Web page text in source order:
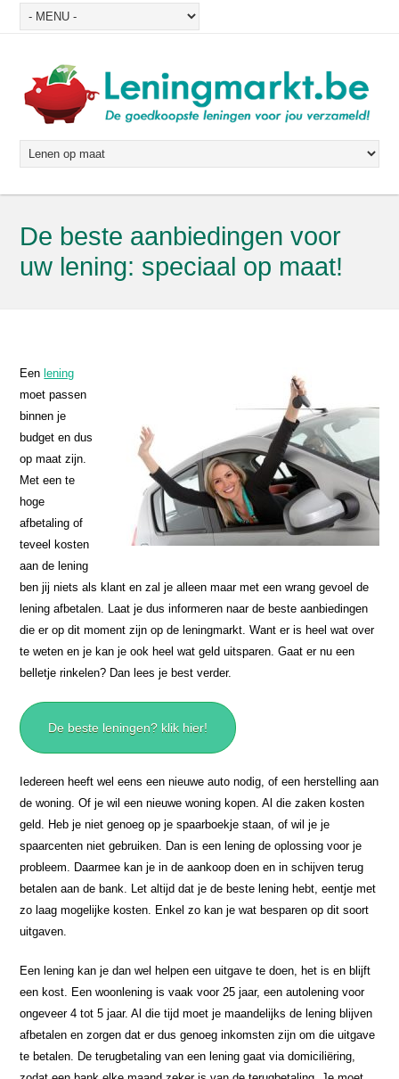
De beste aanbiedingen voor
uw lening: speciaal op maat!
Een lening
moet passen
binnen je
budget en dus
op maat zijn.
Met een te
hoge
afbetaling of
teveel kosten
aan de lening
ben jij niets als klant en zal je alleen maar met een wrang gevoel de
lening afbetalen. Laat je dus informeren naar de beste aanbiedingen
die er op dit moment zijn op de leningmarkt. Want er is heel wat over
te weten en je kan je ook heel wat geld uitsparen. Gaat er nu een
belletje rinkelen? Dan lees je best verder.
De beste leningen? klik hier!
Iedereen heeft wel eens een nieuwe auto nodig, of een herstelling aan
de woning. Of je wil een nieuwe woning kopen. Al die zaken kosten
geld. Heb je niet genoeg op je spaarboekje staan, of wil je je
spaarcenten niet gebruiken. Dan is een lening de oplossing voor je
probleem. Daarmee kan je in de aankoop doen en in schijven terug
betalen aan de bank. Let altijd dat je de beste lening hebt, eentje met
zo laag mogelijke kosten. Enkel zo kan je wat besparen op dit soort
uitgaven.
Een lening kan je dan wel helpen een uitgave te doen, het is en blijft
een kost. Een woonlening is vaak voor 25 jaar, een autolening voor
ongeveer 4 tot 5 jaar. Al die tijd moet je maandelijks de lening blijven
afbetalen en zorgen dat er dus genoeg inkomsten zijn om die uitgave
te betalen. De terugbetaling van een lening gaat via domiciliëring,